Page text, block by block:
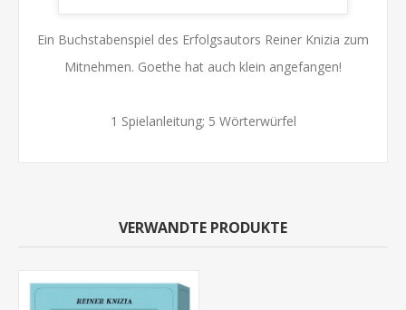
Ein Buchstabenspiel des Erfolgsautors Reiner Knizia zum
Mitnehmen. Goethe hat auch klein angefangen!
1 Spielanleitung; 5 Wörterwürfel
VERWANDTE PRODUKTE